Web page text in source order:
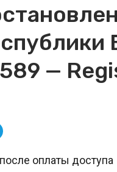
—
оплаты доступа